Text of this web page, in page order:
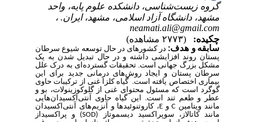
گروه زیست‌شناسی، دانشکده علوم پایه، واحد
مشهد، دانشگاه آزاد اسلامی، مشهد، ایران. ،
neamati.ali@gmail.com
چکیده:
سابقه و هدف:در کشورهای در حال توسعه شیوع سرطان
پستان روند افزایشی داشته و در حال تبدیل شدن به یک
مشکل بزرگ جهانی است. تحقیقات گسترده‌ای به درک علل
سرطان پستان و ایجاد روش‌های درمانی جدید برای این
بیماری اختصاص یافته است. گیاه کلزا غنی از ترکیبات حاوی
گوگرد است که مسئول محتوای غنی از گلوکوزینولات، بو و
عطر و طعم تند است. این گیاه حاوی آنتی‌اکسیدان‌هایی
مانند ویتامینC و E ، کاروتنوئیدها و آنزیم‌های آنتی‌اکسیدان
مانند کاتالاز، سوپراکسید دیسموتاز (
SOD) و پراکسیداز